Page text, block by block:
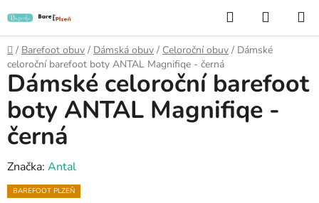
na
obsah
Hledat
KOŠÍK
Domů
/ Barefoot obuv / Dámská obuv / Celoroční obuv / Dámské
celoroční barefoot boty ANTAL Magnifiqe - černá
Dámské celoroční barefoot
boty ANTAL Magnifiqe -
černá
Značka: Antal
BAREFOOT PLZEŇ